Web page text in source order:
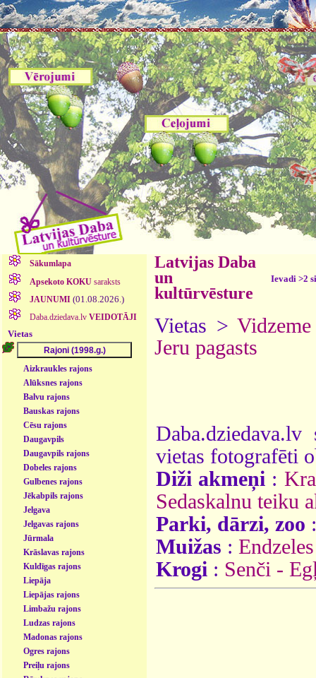
Sākumlapa
Apsekoto KOKUsaraksts
JAUNUMI (01.08.2026.)
Daba.dziedava.lv VEIDOTĀJI
Vietas
Aizkraukles rajons
Alūksnes rajons
Balvu rajons
Bauskas rajons
Cēsu rajons
Daugavpils
Daugavpils rajons
Dobeles rajons
Gulbenes rajons
Jēkabpils rajons
Jelgava
Jelgavas rajons
Jūrmala
Krāslavas rajons
Kuldīgas rajons
Liepāja
Liepājas rajons
Limbažu rajons
Ludzas rajons
Madonas rajons
Ogres rajons
Preiļu rajons
Latvijas Daba
un
kultūrvēsture
Ievadi >2
Vietas >Vidzeme
Jeru pagasts
vietas fotografēti
Diži akmeņi :
Sedaskalnu teiku
Parki, dārzi, zoo
Muižas :
Krogi : Senči -